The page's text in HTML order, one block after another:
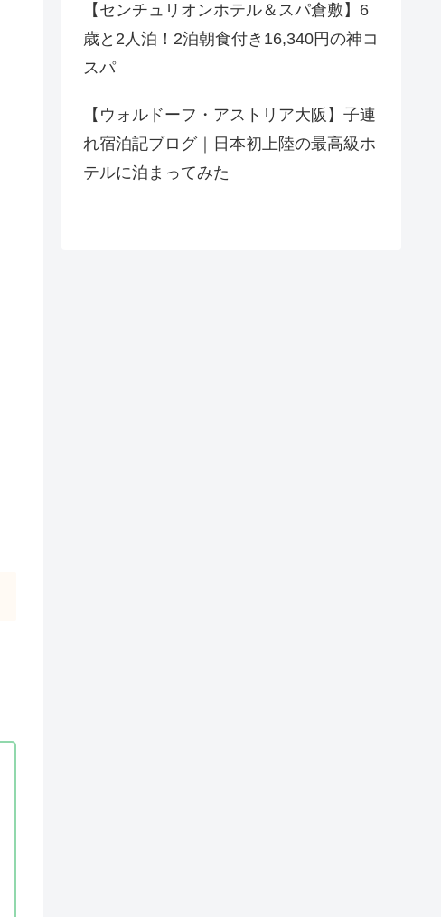
【センチュリオンホテル＆スパ倉敷】6
歳と2人泊！2泊朝食付き16,340円の神コ
スパ
【ウォルドーフ・アストリア大阪】子連
れ宿泊記ブログ｜日本初上陸の最高級ホ
テルに泊まってみた